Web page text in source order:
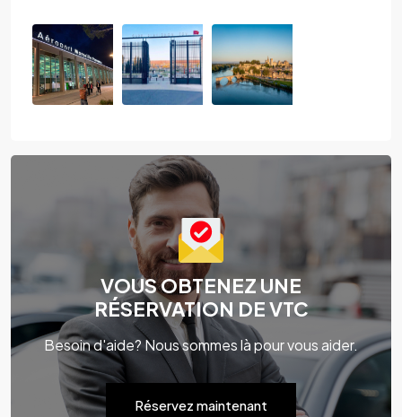
VOUS OBTENEZ UNE
RÉSERVATION DE VTC
Besoin d'aide? Nous sommes là pour vous aider.
Réservez maintenant